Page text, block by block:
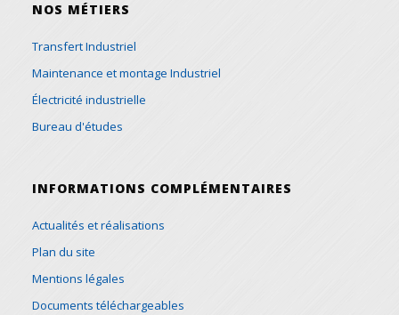
NOS MÉTIERS
Transfert Industriel
Maintenance et montage Industriel
Électricité industrielle
Bureau d'études
INFORMATIONS COMPLÉMENTAIRES
Actualités et réalisations
Plan du site
Mentions légales
Documents téléchargeables